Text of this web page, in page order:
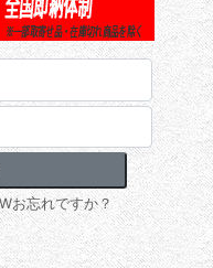
お忘れですか？